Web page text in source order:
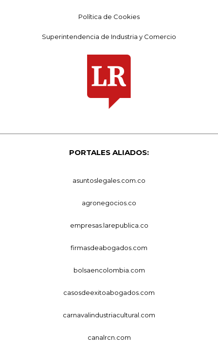
Política de Cookies
Superintendencia de Industria y Comercio
PORTALES ALIADOS:
asuntoslegales.com.co
agronegocios.co
empresas.larepublica.co
firmasdeabogados.com
bolsaencolombia.com
casosdeexitoabogados.com
carnavalindustriacultural.com
canalrcn.com